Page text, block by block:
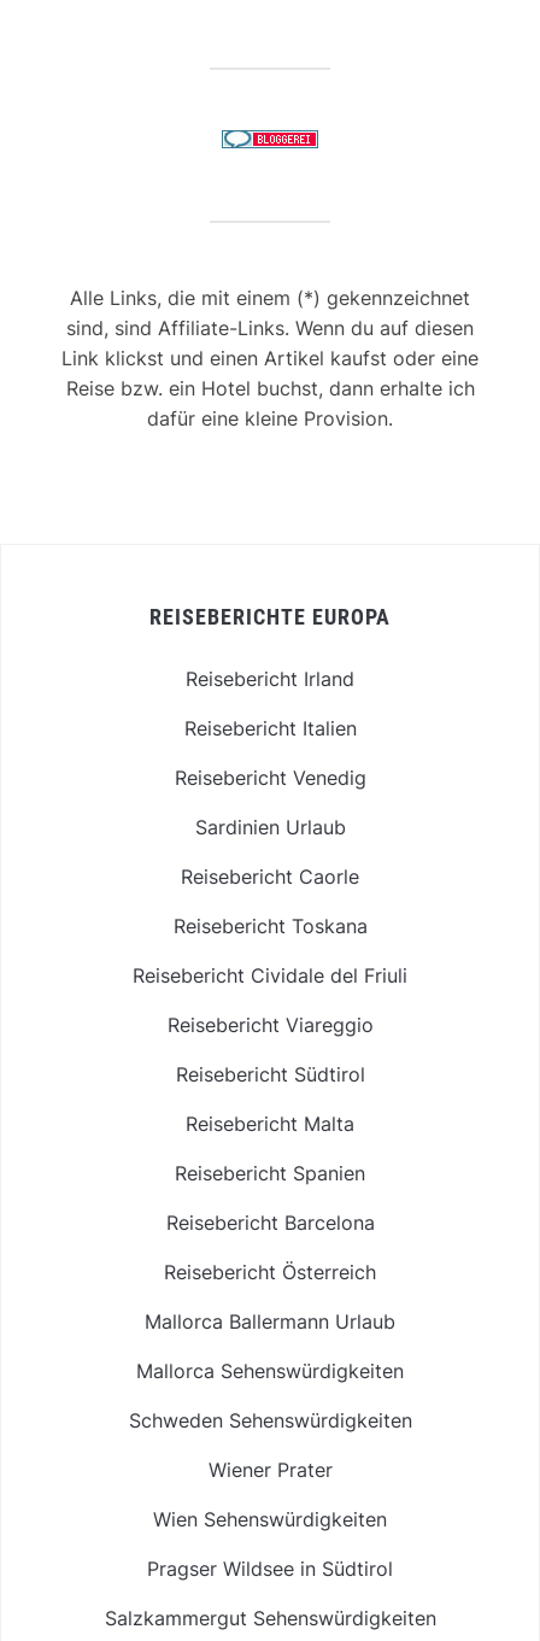
Alle Links, die mit einem (*) gekennzeichnet
sind, sind Affiliate-Links. Wenn du auf diesen
Link klickst und einen Artikel kaufst oder eine
Reise bzw. ein Hotel buchst, dann erhalte ich
dafür eine kleine Provision.
REISEBERICHTE EUROPA
Reisebericht Irland
Reisebericht Italien
Reisebericht Venedig
Sardinien Urlaub
Reisebericht Caorle
Reisebericht Toskana
Reisebericht Cividale del Friuli
Reisebericht Viareggio
Reisebericht Südtirol
Reisebericht Malta
Reisebericht Spanien
Reisebericht Barcelona
Reisebericht Österreich
Mallorca Ballermann Urlaub
Mallorca Sehenswürdigkeiten
Schweden Sehenswürdigkeiten
Wiener Prater
Wien Sehenswürdigkeiten
Pragser Wildsee in Südtirol
Salzkammergut Sehenswürdigkeiten